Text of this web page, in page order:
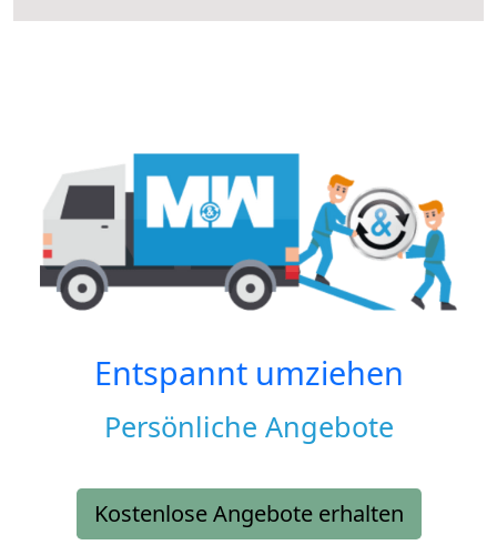
Entspannt umziehen
Persönliche Angebote
Kostenlose Angebote erhalten